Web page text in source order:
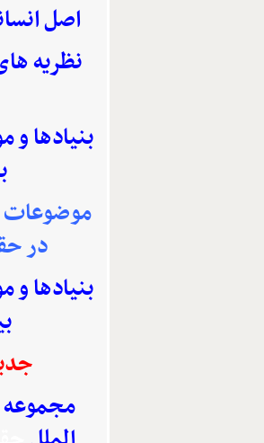
اصل
نظریه
بنیادها
موضوعات
در
بنیادها
مجموعه